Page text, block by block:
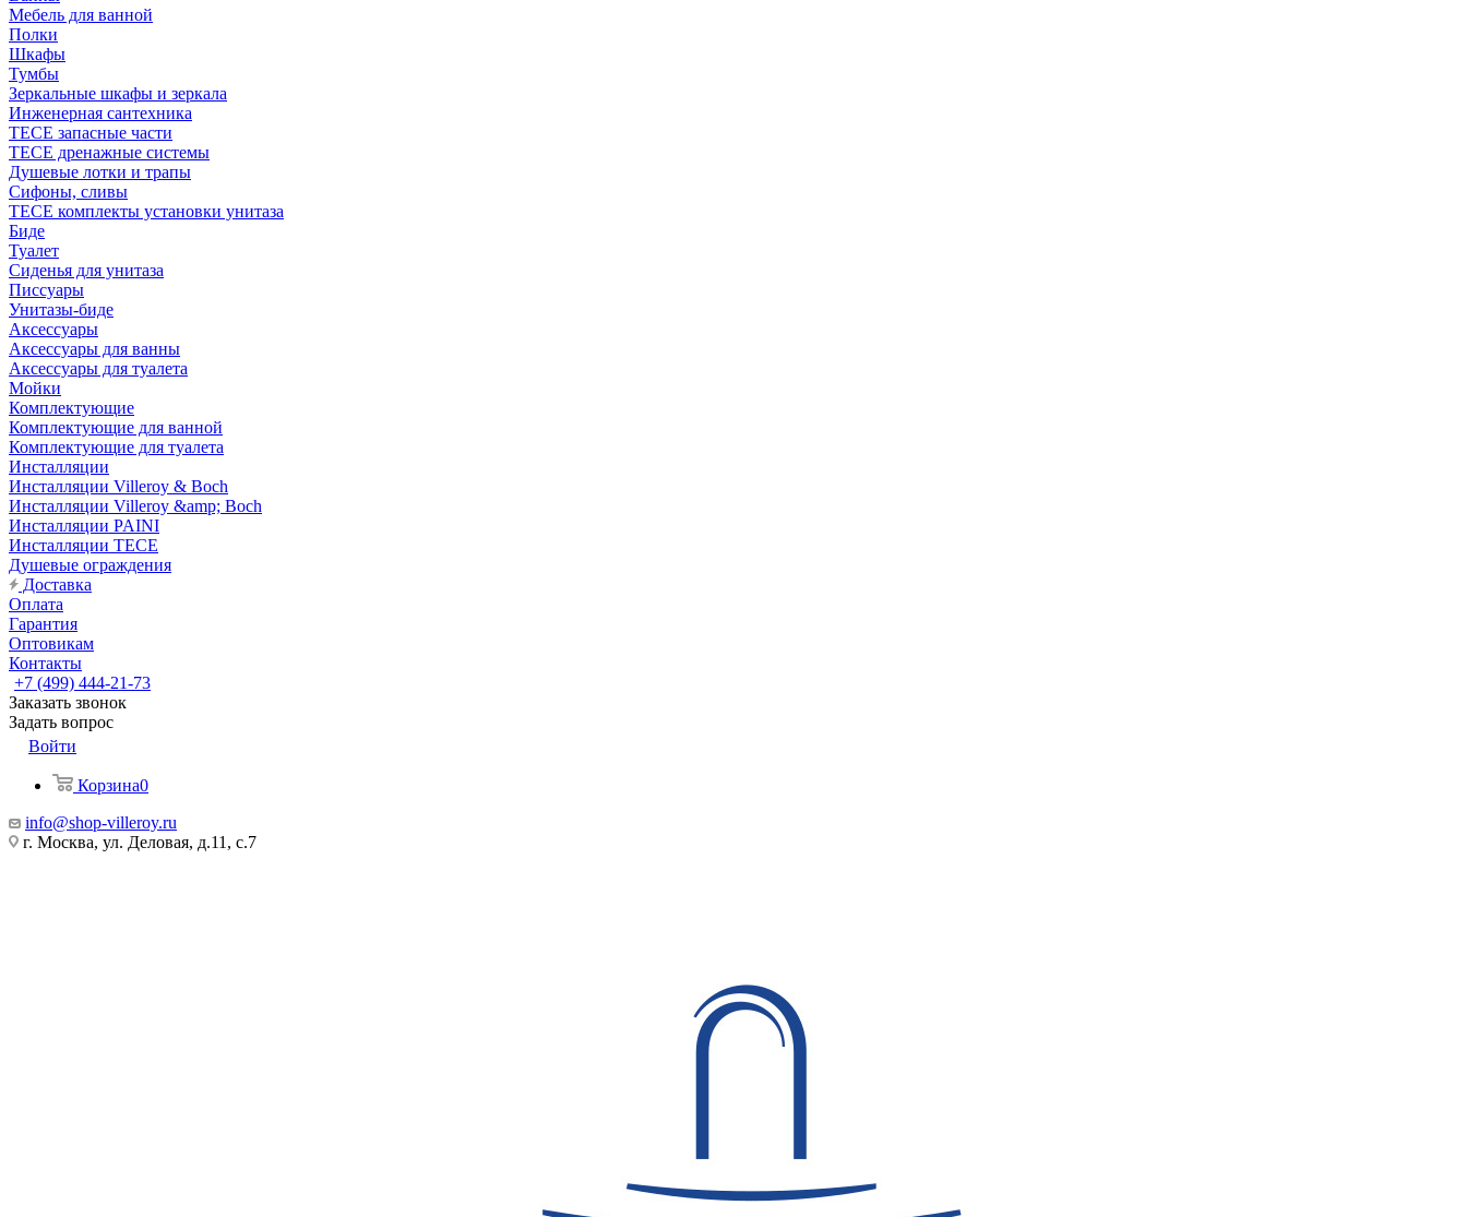
Мебель для ванной
Полки
Шкафы
Тумбы
Зеркальные шкафы и зеркала
Инженерная сантехника
TECE запасные части
TECE дренажные системы
Душевые лотки и трапы
Сифоны, сливы
TECE комплекты установки унитаза
Биде
Туалет
Сиденья для унитаза
Писсуары
Унитазы-биде
Аксессуары
Аксессуары для ванны
Аксессуары для туалета
Мойки
Комплектующие
Комплектующие для ванной
Комплектующие для туалета
Инсталляции
Инсталляции Villeroy & Boch
Инсталляции Villeroy &amp; Boch
Инсталляции PAINI
Инсталляции TECE
Душевые ограждения
Доставка
Оплата
Гарантия
Оптовикам
Контакты
+7 (499) 444-21-73
Заказать звонок
Задать вопрос
Войти
Корзина0
info@shop-villeroy.ru
г. Москва, ул. Деловая, д.11, с.7